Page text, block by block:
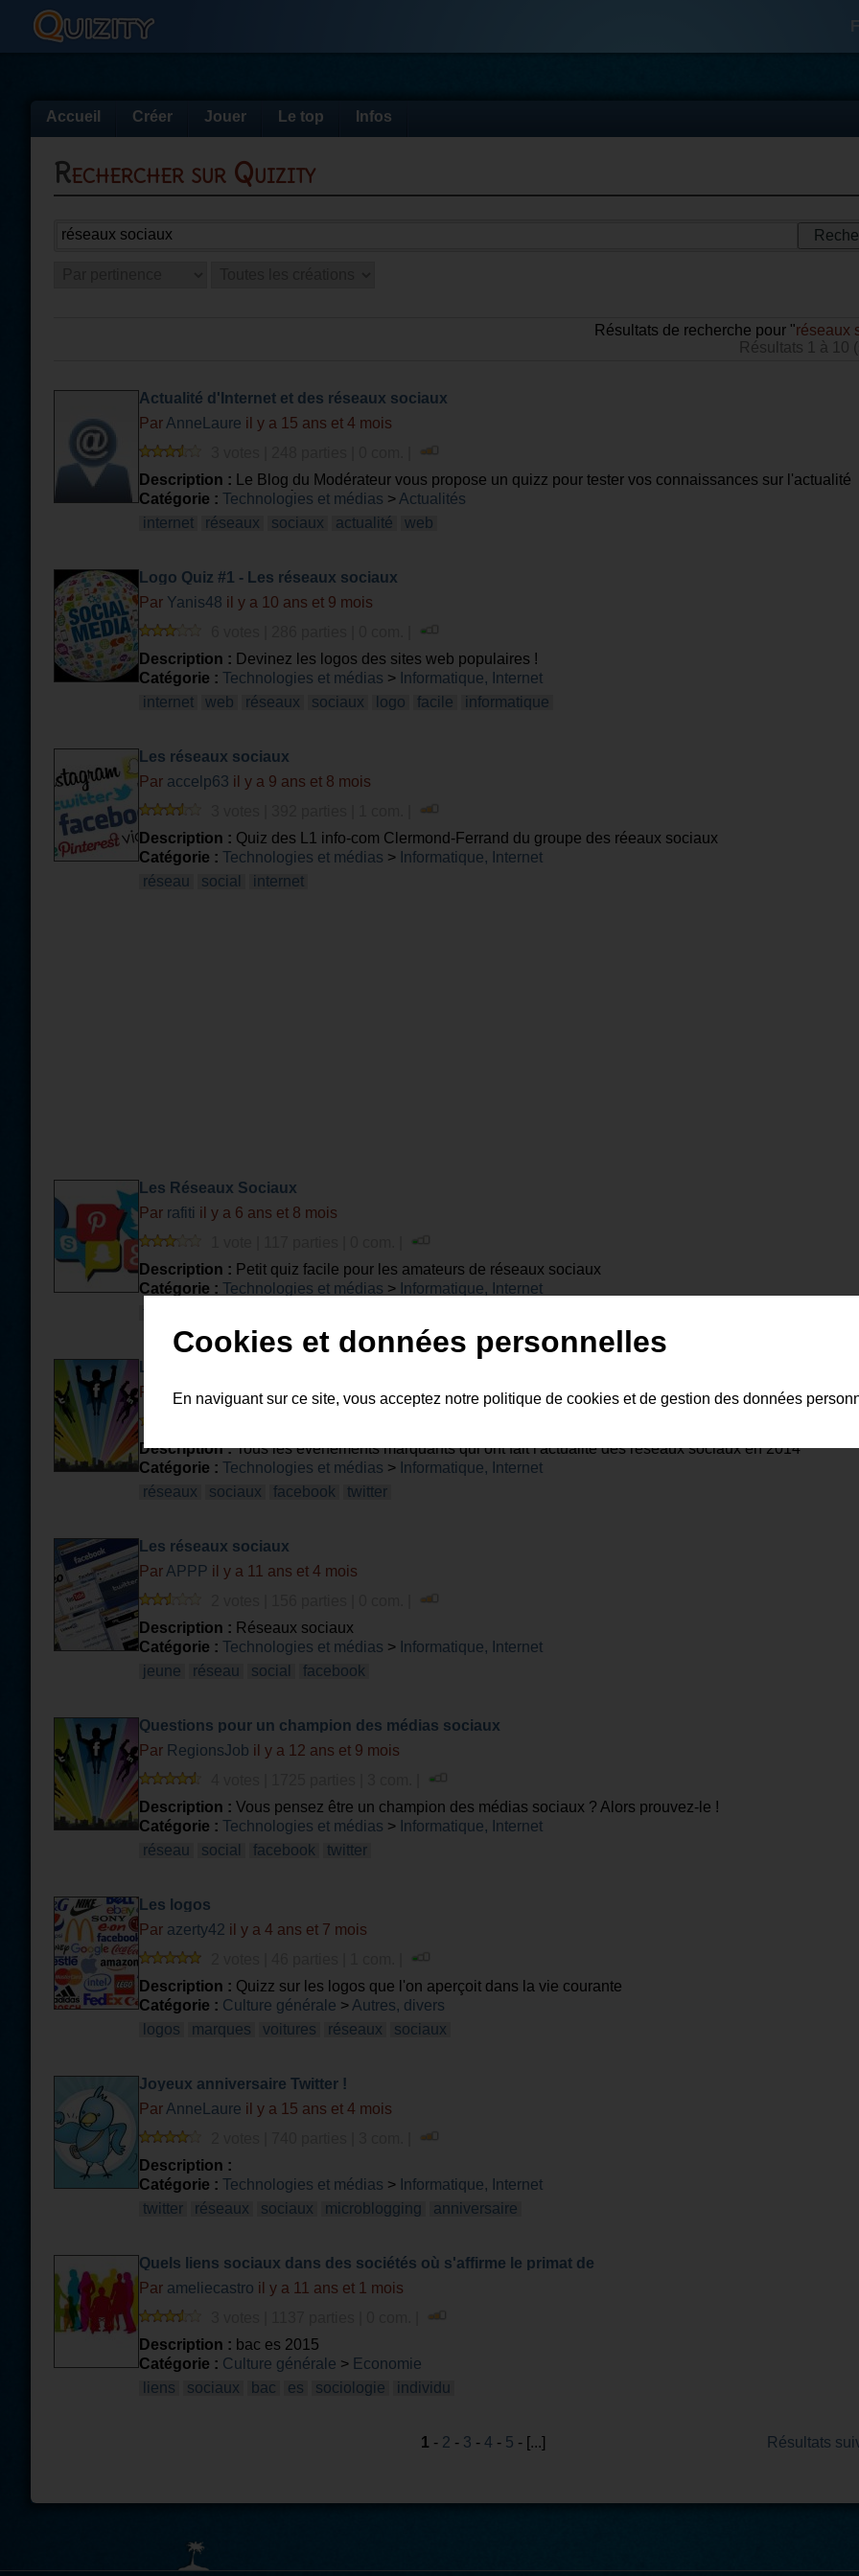
Accueil Créer Jouer Le top Infos
Rechercher sur Quizity
Résultats de recherche pour "réseaux
Résultats 1 à 10
Actualité d'Internet et des réseaux sociaux
Par AnneLaure il y a 15 ans et 4 mois
Description : Le Blog du Modérateur vous propose un quizz pour tester vos connaissances sur l'actualité
d'Internet de ces dernières semaines !
Catégorie : Technologies et médias > Actualités
internet
réseaux sociaux actualité web
Logo Quiz #1 - Les réseaux sociaux
Par Yanis48 il y a 10 ans et 9 mois
Description : Devinez les logos des sites web populaires !
Catégorie : Technologies et médias > Informatique, Internet
internet
web réseaux sociaux logo facile informatique
Les réseaux sociaux
Par accelp63 il y a 9 ans et 8 mois
Description : Quiz des L1 info-com Clermond-Ferrand du groupe des réeaux sociaux
Catégorie : Technologies et médias > Informatique, Internet
réseau
social internet
Les Réseaux Sociaux
Par rafiti il y a 6 ans et 8 mois
Description : Petit quiz facile pour les amateurs de réseaux sociaux
Catégorie : Technologies et médias > Informatique, Internet
technologie
L'actualité des médias sociaux en 2014
Par
RegionsJobil y a 11 ans et 7 mois
Description :Tous les événements marquants qui ont fait l'actualité des réseaux sociaux en 2014
Catégorie : Technologies et médias > Informatique, Internet
réseaux
sociaux facebook twitter
Les réseaux sociaux
Par APPP il y a 11 ans et 4 mois
Description : Réseaux sociaux
Catégorie : Technologies et médias > Informatique, Internet
jeune
réseau social facebook
Questions pour un champion des médias sociaux
Par RegionsJob il y a 12 ans et 9 mois
Description : Vous pensez être un champion des médias sociaux ? Alors prouvez-le !
Catégorie : Technologies et médias > Informatique, Internet
réseau
social facebook twitter
Les logos
Par azerty42 il y a 4 ans et 7 mois
Description : Quizz sur les logos que l'on aperçoit dans la vie courante
Catégorie : Culture générale > Autres, divers
logos
marques voitures réseaux sociaux
Joyeux anniversaire Twitter !
Par AnneLaure il y a 15 ans et 4 mois
Description :
Catégorie : Technologies et médias > Informatique, Internet
twitter
réseaux sociaux microblogging anniversaire
Quels liens sociaux dans des sociétés où s'affirme le primat de
l'individu ?
Par ameliecastro il y a 11 ans et 1 mois
Description : bac es 2015
Catégorie : Culture générale > Economie
liens
sociaux bac es sociologie individu
1 - 2 - 3 - 4 - 5 - [...] Résultats
Cookies et données personnelles
En naviguant sur ce site, vous acceptez notre politique de cookies et de gestion des données